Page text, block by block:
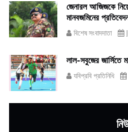
জেনারল আজিজকে
মানবজমিনের
বিশেষ সংবাদদাতা
লাল-সবুজের জার্সিতে
যবিপ্রবি প্রতিনিধি